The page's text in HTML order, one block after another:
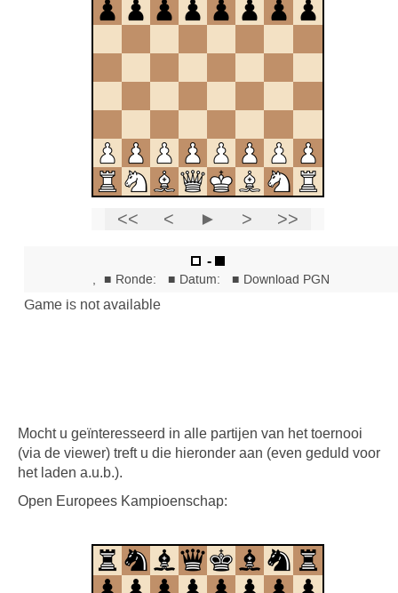
Mocht u geïnteresseerd in alle partijen van het toernooi
(via de viewer) treft u die hieronder aan (even geduld voor
het laden a.u.b.).
Open Europees Kampioenschap: